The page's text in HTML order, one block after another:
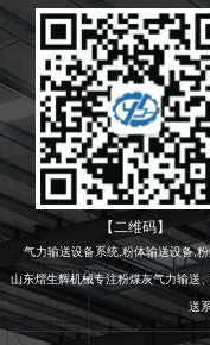
【二维码】
气力输送设备系统,粉体输送设备,
山东熠生辉机械专注粉煤灰气力输送
送